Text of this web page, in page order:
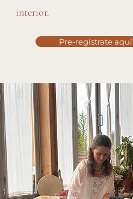
interior.
Pre-regístrate aquí